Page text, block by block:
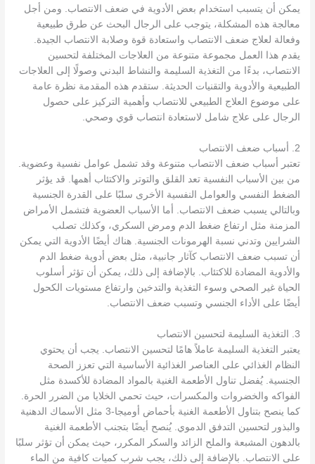
يمكن أن يتسبب استخدام بعض الأدوية في ضعف الانتصاب. ومن أجل
معالجة هذه المشكلة، يتوجب على الرجال البحث عن طرق طبيعية
وفعالة لعلاج ضعف الانتصاب واستعادة قوة وصلابة الانتصاب الجيدة.
يقدم هذا العمل مجموعة متنوعة من العلاجات المختلفة لتحسين
الانتصاب، بدءًا من التغذية السليمة والنشاط البدني وصولًا إلى العلاجات
الطبيعية والأدوية والتقنيات الحديثة. ستقدم هذه المقدمة نظرة عامة
على موضوع العلاج الطبيعي للانتصاب وأهمية التركيز على حصول
الرجال على علاج شامل لاستعادة انتصاب قوي وصحي.
2. أسباب ضعف الانتصاب
تعتبر أسباب ضعف الانتصاب متنوعة وقد تشمل عوامل نفسية وعضوية.
من بين الأسباب النفسية تعد القلق والتوتر والاكتئاب أهمها. قد يؤثر
الضغط النفسي والعوامل النفسية الأخرى سلبًا على القدرة الجنسية
وبالتالي يسبب ضعف الانتصاب. أما الأسباب العضوية فتشمل الأمراض
المزمنة مثل ارتفاع ضغط الدم ومرض السكري، وكذلك تصلب
الشرايين وتدني نسبة الهرمونات الجنسية. هناك أيضًا الأدوية التي يمكن
أن تسبب ضعف الانتصاب كآثار جانبية، مثل بعض أدوية ضغط الدم
والأدوية المضادة للاكتئاب. بالإضافة إلى ذلك، يمكن أن تؤثر أسلوب
الحياة غير الصحي وسوء التغذية والتدخين وارتفاع مستويات الكحول
أيضًا على الأداء الجنسي وتسبب ضعف الانتصاب.
3. التغذية السليمة لتحسين الانتصاب
يعتبر التغذية السليمة عاملاً هامًا لتحسين الانتصاب. يجب أن يحتوي
النظام الغذائي على العناصر الغذائية الأساسية التي تعزز الصحة
الجنسية. يُفضل تناول الأطعمة الغنية بالمواد المضادة للأكسدة مثل
الفواكه والخضروات والمكسرات، حيث تحمي الخلايا من الضرر الحرة.
كما ينصح بتناول الأطعمة الغنية بأحماض أوميجا-3 مثل الأسماك الدهنية
والبذور لتحسين التدفق الدموي. يُنصح أيضًا بتجنب الأطعمة الغنية
بالدهون المشبعة والملح الزائد والسكر المكرر، حيث يمكن أن تؤثر سلبًا
على الانتصاب. بالإضافة إلى ذلك، يجب شرب كميات كافية من الماء